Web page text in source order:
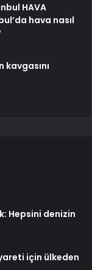
HAVA
hava nasıl
kavgasını
Hepsini denizin
için ülkeden